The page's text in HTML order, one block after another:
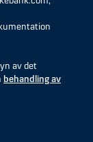
av det
behandling av